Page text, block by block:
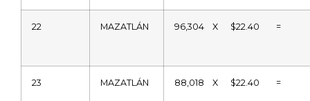
22 MAZATLÁN 96,304 X $22.40 =
23 MAZATLÁN 88,018 X $22.40 =